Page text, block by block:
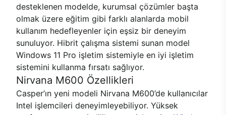
desteklenen modelde, kurumsal çözümler başta
olmak üzere eğitim gibi farklı alanlarda mobil
kullanım hedefleyenler için eşsiz bir deneyim
sunuluyor. Hibrit çalışma sistemi sunan model
Windows 11 Pro işletim sistemiyle en iyi işletim
sistemini kullanma fırsatı sağlıyor.
Nirvana M600 Özellikleri
Casper’ın yeni modeli Nirvana M600’de kullanıcılar
Intel işlemcileri deneyimleyebiliyor. Yüksek